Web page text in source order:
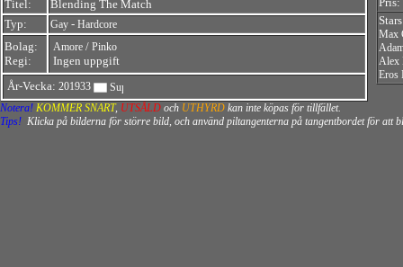
Titel:
Blending The Match
Typ:
Gay - Hardcore
Bolag:
Regi:
Amore / Pinko
Ingen uppgift
År-Vecka: 201933
Max
Alex
Eros
Notera! KOMMER SNART, UTSÅLD och UTHYRD kan inte köpas för tillfället.
Tips! Klicka på bilderna för större bild, och använd piltangenterna på tangentbordet för att